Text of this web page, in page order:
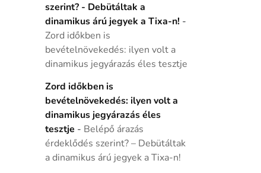
szerint? - Debütáltak a
dinamikus árú jegyek a Tixa-n! -
Zord időkben is
bevételnövekedés: ilyen volt a
dinamikus jegyárazás éles tesztje
Zord időkben is
bevételnövekedés: ilyen volt a
dinamikus jegyárazás éles
tesztje - Belépő árazás
érdeklődés szerint? – Debütáltak
a dinamikus árú jegyek a Tixa-n!